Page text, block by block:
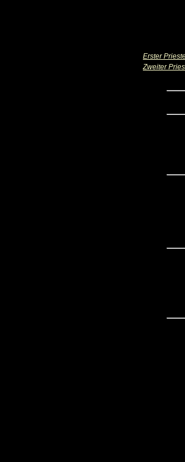
Erster
Zweiter